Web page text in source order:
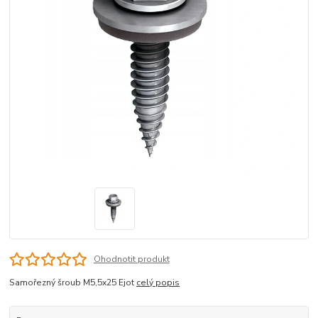
Ohodnotit produkt
Samořezný šroub M5,5x25 Ejot celý popis